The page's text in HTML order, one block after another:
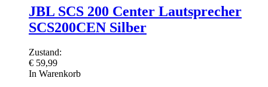
JBL SCS 200 Center Lautsprecher
SCS200CEN Silber
Zustand:
€ 59,99
In Warenkorb